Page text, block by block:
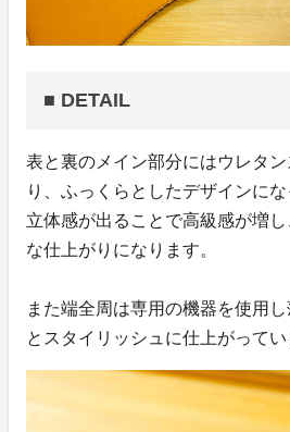
■ DETAIL
表と裏のメイン部分にはウレタ
り、ふっくらとしたデザインに
立体感が出ることで高級感が増
な仕上がりになります。
また端全周は専用の機器を使用
とスタイリッシュに仕上がってい